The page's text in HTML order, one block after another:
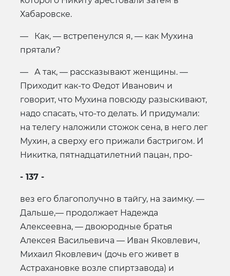
Хабаровске.
— Как, — встрепенулся я, — как Мухина
прятали?
— А так, — рассказывают женщины. —
Приходит как-то Федот Иванович и
говорит, что Мухина повсюду разыскивают,
надо спасать, что-то делать. И придумали:
на телегу наложили стожок сена, в него лег
Мухин, а сверху его прижали бастригом. И
Никитка, пятнадцатилетний пацан, про-
- 137 -
вез его благополучно в тайгу, на заимку. —
Дальше,— продолжает Надежда
Алексеевна, — двоюродные братья
Алексея Васильевича — Иван Яковлевич,
Михаил Яковлевич (дочь его живет в
Астрахановке возле спиртзавода) и